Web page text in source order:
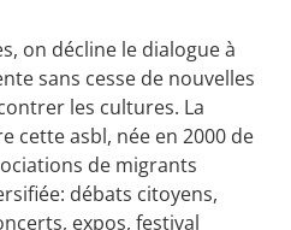
on décline le dialogue à
sans cesse de nouvelles
les cultures. La
cette asbl, née en 2000 de
de migrants
débats citoyens,
expos, festival